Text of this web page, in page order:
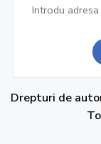
Drepturi de